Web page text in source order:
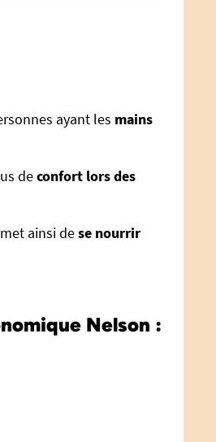
ayant les mains
deconfort lors des
ainsi dese nourrir
Nelson :